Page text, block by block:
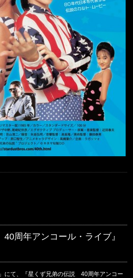
周年アンコール・ライブ』
にて、『星くず兄弟の伝説 40周年アンコー